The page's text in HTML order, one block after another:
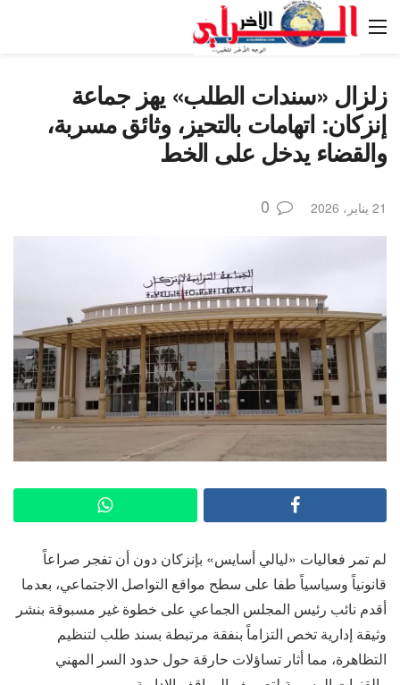
زلزال «سندات الطلب» يهز جماعة
إنزكان: اتهامات بالتحيز، وثائق مسربة،
والقضاء يدخل على الخط
21 يناير، 2026 0
لم تمر فعاليات «ليالي أسايس» بإنزكان دون أن تفجر صراعاً
قانونياً وسياسياً طفا على سطح مواقع التواصل الاجتماعي، بعدما
أقدم نائب رئيس المجلس الجماعي على خطوة غير مسبوقة بنشر
وثيقة إدارية تخص التزاماً بنفقة مرتبطة بسند طلب لتنظيم
التظاهرة، مما أثار تساؤلات حارقة حول حدود السر المهني